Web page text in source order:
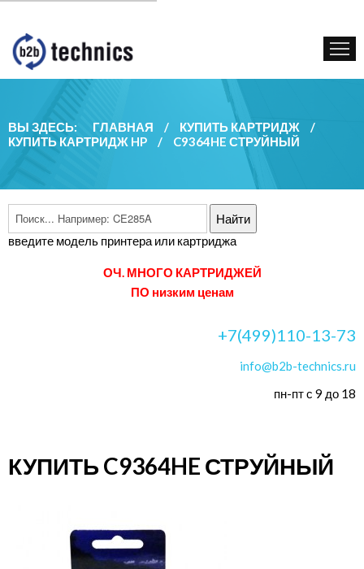
КУПИТЬ КАРТРИДЖ
ГОС. УЧРЕЖДЕНИЯМ
КОНТАКТЫ
ВЫ ЗДЕСЬ: ГЛАВНАЯ / КУПИТЬ КАРТРИДЖ
/
КУПИТЬ КАРТРИДЖ HP
/ C9364HE СТРУЙНЫЙ
введите модель принтера или картриджа
ОЧ. МНОГО КАРТРИДЖЕЙ
ПО низким ценам
+7(499)110-13-73
info@b2b-technics.ru
пн-пт с 9 до 18
КУПИТЬ C9364HE СТРУЙНЫЙ